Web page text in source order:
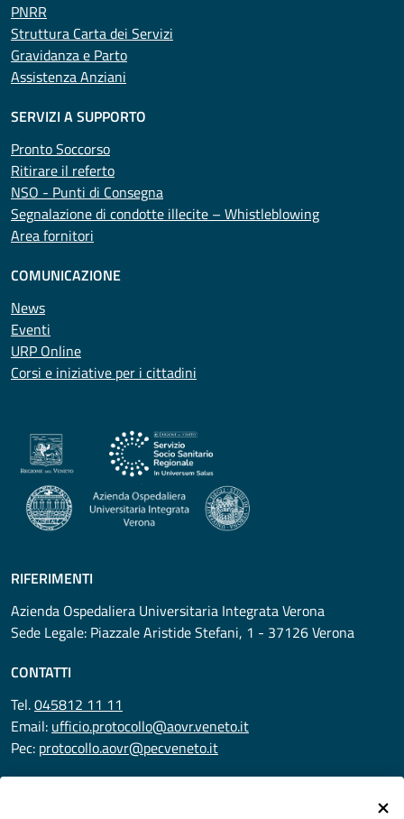
PNRR
Struttura Carta dei Servizi
Gravidanza e Parto
Assistenza Anziani
SERVIZI A SUPPORTO
Pronto Soccorso
Ritirare il referto
NSO - Punti di Consegna
Segnalazione di condotte illecite – Whistleblowing
Area fornitori
COMUNICAZIONE
News
Eventi
URP Online
Corsi e iniziative per i cittadini
RIFERIMENTI
Azienda Ospedaliera Universitaria Integrata Verona
Sede Legale: Piazzale Aristide Stefani, 1 - 37126 Verona
CONTATTI
Tel.045812 11 11
Email: ufficio.protocollo@aovr.veneto.it
Pec: protocollo.aovr@pecveneto.it